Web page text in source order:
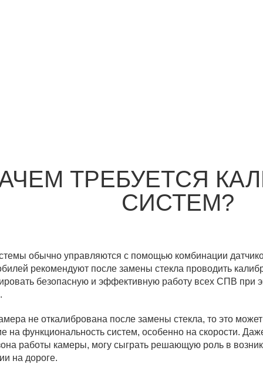
ТРЕБУЕТСЯ
СИСТЕМ?
обычно управляются с помощью комбинации
рекомендуют после замены стекла проводить
безопасную и эффективную работу всех СПВ при
не откалибрована после замены стекла, то это
на функциональность систем, особенно на скорости.
работы камеры, могу сыграть решающую роль в
на дороге.